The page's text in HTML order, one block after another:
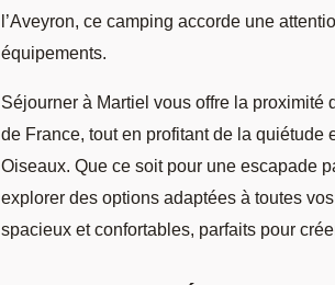
l’Aveyron, ce camping accorde une
équipements.
Séjourner à Martiel vous offre la
de France, tout en profitant de la
Oiseaux. Que ce soit pour une escapade
explorer des options adaptées à toutes
spacieux et confortables, parfaits pour